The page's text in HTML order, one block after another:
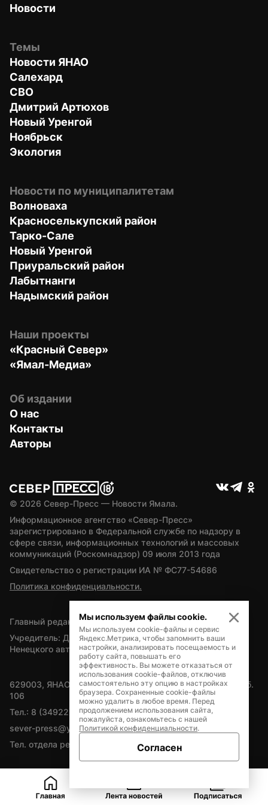
Новости
Темы
Новости ЯНАО
Салехард
СВО
Дмитрий Артюхов
Новый Уренгой
Ноябрьск
Экология
Новости по муниципалитетам
Волноваха
Красноселькупский район
Тарко-Сале
Новый Уренгой
Приуральский район
Лабытнанги
Надымский район
Наши проекты
«Красный Север»
«Ямал-Медиа»
Об издании
О нас
Контакты
Авторы
© 2026 Север-Пресс — Новости Ямала.
Информационное агентство «Север-Пресс»
зарегистрировано в Федеральной службе по надзору в
сфере связи, информационных технологий и массовых
коммуникаций (Роскомнадзор) 09 июля 2013 года
Свидетельство о регистрации ИА № ФС77-54686
Политика конфиденциальности.
Главный редактор — А.Л. Поздеев
Учредитель: Департамент внутренней политики Ямало-
Ненецкого автономного округа
629003, ЯНАО, Салехард, мкр. Богдана Кнунянца, д.1, каб.
106
Тел.: 8 (34922) 71262
sever-press@yamal-media.ru
Тел. отдела рекламы: 8 (34922) 42728
Мы используем файлы cookie.
Мы используем cookie-файлы и сервис
Яндекс.Метрика, чтобы запомнить ваши
настройки, анализировать посещаемость и
работу сайта, повышать его
эффективность. Вы можете отказаться от
использования cookie-файлов, отключив
самостоятельно эту опцию в настройках
браузера. Сохраненные cookie-файлы
можно удалить в любое время. Перед
продолжением использования сайта,
пожалуйста, ознакомьтесь с нашей
Политикой конфиденциальности.
Согласен